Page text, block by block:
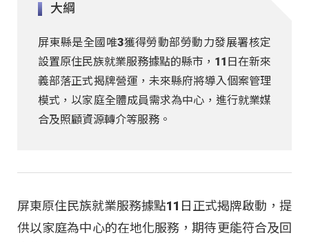
大綱
屏東縣是全國唯3獲得勞動部勞動力發展署核定
設置原住民族就業服務據點的縣市，11日在新來
義部落正式揭牌營運，未來縣府將導入個案管理
模式，以家庭全體成員需求為中心，進行就業媒
合及照顧資源轉介等服務。
屏東原住民族就業服務據點11日正式揭牌啟動，提
供以家庭為中心的在地化服務，期待更能符合及回